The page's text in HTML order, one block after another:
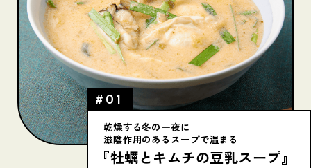
#01
乾燥する冬の一夜に
滋陰作用のあるスープで温まる
『牡蠣とキムチの豆乳スープ』